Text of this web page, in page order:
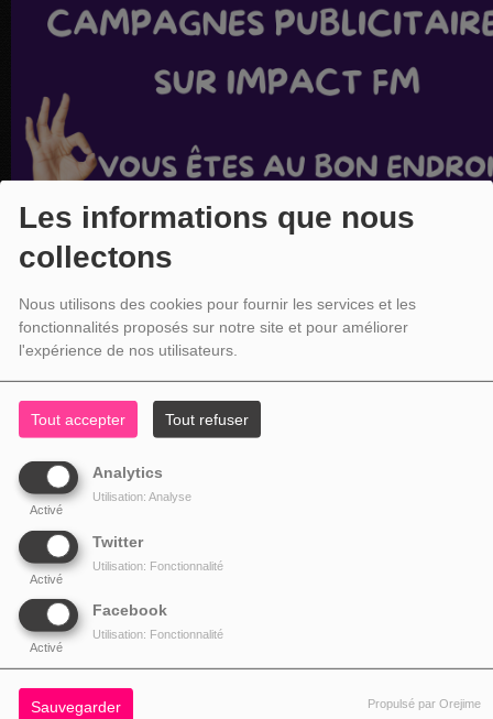
Les informations que nous
collectons
Nous utilisons des cookies pour fournir les services et les
fonctionnalités proposés sur notre site et pour améliorer
l'expérience de nos utilisateurs.
Tout accepter Tout refuser
Analytics
Activé
Utilisation: Analyse
Twitter
Activé
Utilisation: Fonctionnalité
Facebook
Activé
Utilisation: Fonctionnalité
Sauvegarder Propulsé par Orejime
NOS COORDONNÉES